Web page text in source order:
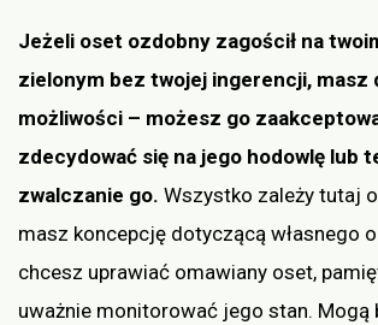
Jeżeli oset ozdobny zagościł na
zielonym bez twojej ingerencji, masz
możliwości – możesz go
zdecydować się na jego hodowlę lub
zwalczanie go. Wszystko zależy tutaj
masz koncepcję dotyczącą własnego
chcesz uprawiać omawiany oset,
uważnie monitorować jego stan. Mogą